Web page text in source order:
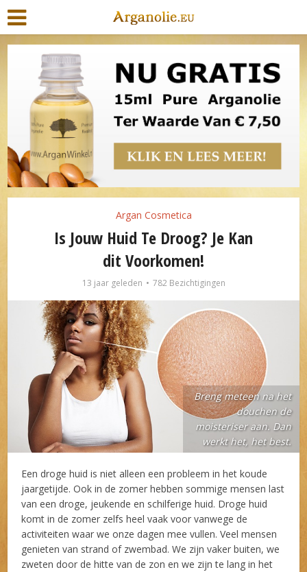
Argan Cosmetica
Is Jouw Huid Te Droog? Je Kan
dit Voorkomen!
13 jaar geleden 782 Bezichtigingen
Breng meteen na het
douchen de
moisteriser aan. Dan
werkt het, het best.
Een droge huid is niet alleen een probleem in het koude
jaargetijde. Ook in de zomer hebben sommige mensen last
van een droge, jeukende en schilferige huid. Droge huid
komt in de zomer zelfs heel vaak voor vanwege de
activiteiten waar we onze dagen mee vullen. Veel mensen
genieten van strand of zwembad. We zijn vaker buiten, we
zweten door de hitte van de zon en we zijn te lang in het